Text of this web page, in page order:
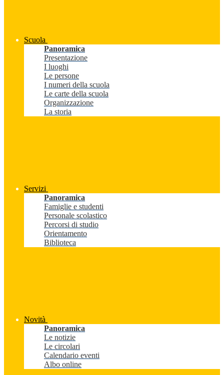
Scuola
Panoramica
Presentazione
I luoghi
Le persone
I numeri della scuola
Le carte della scuola
Organizzazione
La storia
Servizi
Panoramica
Famiglie e studenti
Personale scolastico
Percorsi di studio
Orientamento
Biblioteca
Novità
Panoramica
Le notizie
Le circolari
Calendario eventi
Albo online